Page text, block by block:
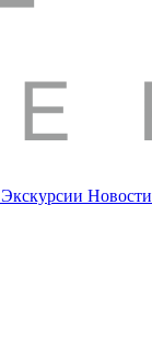
Экскурсии Новости